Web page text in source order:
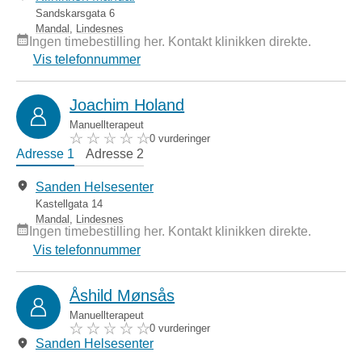
Sandskarsgata 6
Mandal
Lindesnes
Ingen timebestilling her. Kontakt klinikken direkte.
Vis telefonnummer
Joachim Holand
Manuellterapeut
0 vurderinger
Adresse 1 Adresse 2
Sanden Helsesenter
Kastellgata 14
Mandal
Lindesnes
Ingen timebestilling her. Kontakt klinikken direkte.
Vis telefonnummer
Åshild Mønsås
Manuellterapeut
0 vurderinger
Sanden Helsesenter